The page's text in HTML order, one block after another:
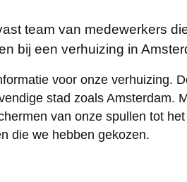
team van medewerkers
bij een verhuizing in
voor onze verhuizing.
stad zoals Amsterdam.
van onze spullen tot
die we hebben gekozen.